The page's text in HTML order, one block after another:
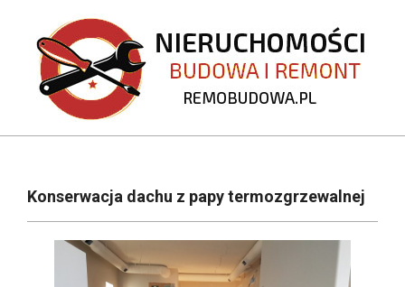
content
REMOBUDOWA.PL
NavigationKonserwacja dachu z papy termozgrzewalnej